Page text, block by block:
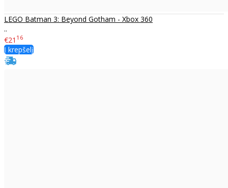
LEGO Batman 3: Beyond Gotham - Xbox 360
..
€21 16
Į krepšelį